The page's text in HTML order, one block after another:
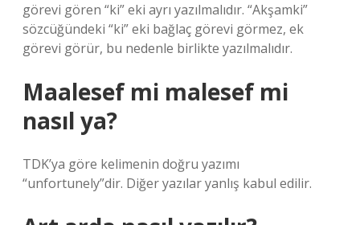
görevi gören “ki” eki ayrı yazılmalıdır. “Akşamki”
sözcüğündeki “ki” eki bağlaç görevi görmez, ek
görevi görür, bu nedenle birlikte yazılmalıdır.
Maalesef mi malesef mi
nasıl ya?
TDK’ya göre kelimenin doğru yazımı
“unfortunely”dir. Diğer yazılar yanlış kabul edilir.